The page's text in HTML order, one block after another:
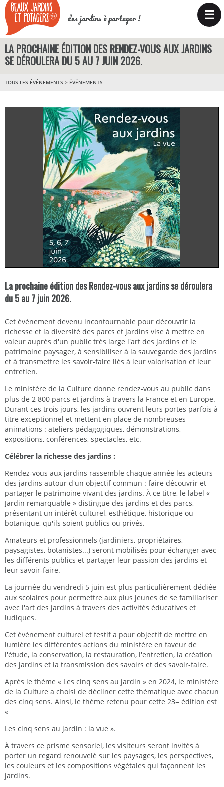
des jardins à partager ! ☰
LA PROCHAINE ÉDITION DES RENDEZ-VOUS AUX JARDINS
SE DÉROULERA DU 5 AU 7 JUIN 2026.
TOUS LES ÉVÉNEMENTS > ÉVÉNEMENTS
La prochaine édition des Rendez-vous aux jardins se déroulera
du 5 au 7 juin 2026.
Cet événement devenu incontournable pour découvrir la
richesse et la diversité des parcs et jardins vise à mettre en
valeur auprès d'un public très large l'art des jardins et le
patrimoine paysager, à sensibiliser à la sauvegarde des jardins
et à transmettre les savoir-faire liés à leur valorisation et leur
entretien.
Le ministère de la Culture donne rendez-vous au public dans
plus de 2 800 parcs et jardins à travers la France et en Europe.
Durant ces trois jours, les jardins ouvrent leurs portes parfois à
titre exceptionnel et mettent en place de nombreuses
animations : ateliers pédagogiques, démonstrations,
expositions, conférences, spectacles, etc.
Célébrer la richesse des jardins :
Rendez-vous aux jardins rassemble chaque année les acteurs
des jardins autour d'un objectif commun : faire découvrir et
partager le patrimoine vivant des jardins. À ce titre, le label «
Jardin remarquable » distingue des jardins et des parcs,
présentant un intérêt culturel, esthétique, historique ou
botanique, qu'ils soient publics ou privés.
Amateurs et professionnels (jardiniers, propriétaires,
paysagistes, botanistes...) seront mobilisés pour échanger avec
les différents publics et partager leur passion des jardins et
leur savoir-faire.
La journée du vendredi 5 juin est plus particulièrement dédiée
aux scolaires pour permettre aux plus jeunes de se familiariser
avec l'art des jardins à travers des activités éducatives et
ludiques.
Cet événement culturel et festif a pour objectif de mettre en
lumière les différentes actions du ministère en faveur de
l'étude, la conservation, la restauration, l'entretien, la création
des jardins et la transmission des savoirs et des savoir-faire.
Après le thème « Les cinq sens au jardin » en 2024, le ministère
de la Culture a choisi de décliner cette thématique avec chacun
des cinq sens. Ainsi, le thème retenu pour cette 23= édition est
«
Les cinq sens au jardin : la vue ».
À travers ce prisme sensoriel, les visiteurs seront invités à
porter un regard renouvelé sur les paysages, les perspectives,
les couleurs et les compositions végétales qui façonnent les
jardins.